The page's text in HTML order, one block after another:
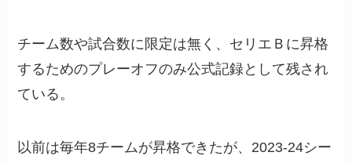
チーム数や試合数に限定は無く、セリエＢに昇格
するためのプレーオフのみ公式記録として残され
ている。
以前は毎年8チームが昇格できたが、2023-24シー